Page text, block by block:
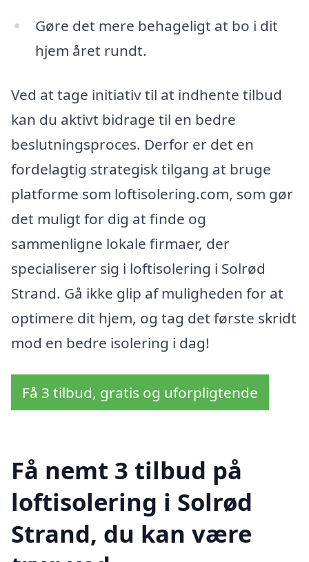
Gøre det mere behageligt at bo i dit
hjem året rundt.
Ved at tage initiativ til at indhente tilbud
kan du aktivt bidrage til en bedre
beslutningsproces. Derfor er det en
fordelagtig strategisk tilgang at bruge
platforme som loftisolering.com, som gør
det muligt for dig at finde og
sammenligne lokale firmaer, der
specialiserer sig i loftisolering i Solrød
Strand. Gå ikke glip af muligheden for at
optimere dit hjem, og tag det første skridt
mod en bedre isolering i dag!
Få 3 tilbud, gratis og uforpligtende
Få nemt 3 tilbud på
loftisolering i Solrød
Strand, du kan være